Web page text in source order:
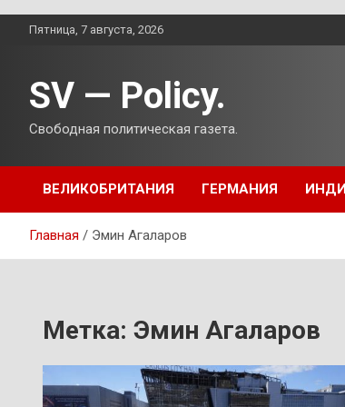
ПерейтиПятница, 7 августа, 2026
SV — Policy.
Свободная политическая газета.
ВЕЛИКОБРИТАНИЯ ГЕРМАНИЯ
Главная Эмин Агаларов
Метка: Эмин Агаларов